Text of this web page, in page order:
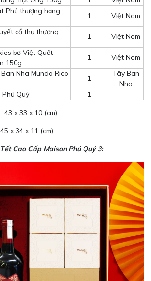
Phủ thượng hạng
1 Việt Nam
cổ thụ thượng
1 Việt Nam
bơ Việt Quất
150g
1 Việt Nam
Nha Mundo Rico
1
Tây Ban
Nha
Quý 1
43 x 33 x 10 (cm)
x 34 x 11 (cm)
Cao Cấp Maison Phú Quý 3: